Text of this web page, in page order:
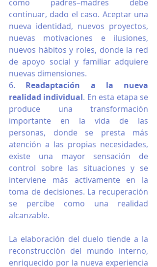
como padres–madres debe
continuar, dado el caso. Aceptar una
nueva identidad, nuevos proyectos,
nuevas motivaciones e ilusiones,
nuevos hábitos y roles, donde la red
de apoyo social y familiar adquiere
nuevas dimensiones.
6. Readaptación a la nueva
realidad individual. En esta etapa se
produce una transformación
importante en la vida de las
personas, donde se presta más
atención a las propias necesidades,
existe una mayor sensación de
control sobre las situaciones y se
interviene más activamente en la
toma de decisiones. La recuperación
se percibe como una realidad
alcanzable.
La elaboración del duelo tiende a la
re­construcción del mundo interno,
enriquecido por la nueva experiencia